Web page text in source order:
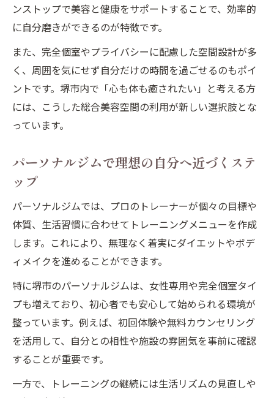
ンストップで美容と健康をサポートすることで、効率的
に自分磨きができるのが特徴です。
また、完全個室やプライバシーに配慮した空間設計が多
く、周囲を気にせず自分だけの時間を過ごせるのもポイ
ントです。堺市内で「心も体も癒されたい」と考える方
には、こうした総合美容空間の利用が新しい選択肢とな
っています。
パーソナルジムで理想の自分へ近づくステ
ップ
パーソナルジムでは、プロのトレーナーが個々の目標や
体質、生活習慣に合わせてトレーニングメニューを作成
します。これにより、無理なく着実にダイエットやボデ
ィメイクを進めることができます。
特に堺市のパーソナルジムは、女性専用や完全個室タイ
プも増えており、初心者でも安心して始められる環境が
整っています。例えば、初回体験や無料カウンセリング
を活用して、自分との相性や施設の雰囲気を事前に確認
することが重要です。
一方で、トレーニングの継続には生活リズムの見直しや